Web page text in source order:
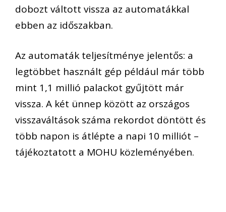
dobozt váltott vissza az automatákkal
ebben az időszakban.
Az automaták teljesítménye jelentős: a
legtöbbet használt gép például már több
mint 1,1 millió palackot gyűjtött már
vissza. A két ünnep között az országos
visszaváltások száma rekordot döntött és
több napon is átlépte a napi 10 milliót –
tájékoztatott a MOHU közleményében.